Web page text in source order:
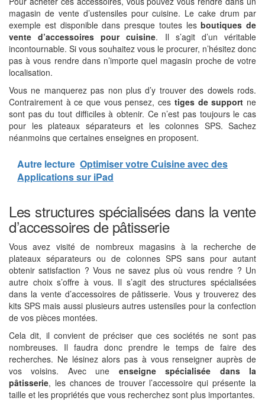
magasin de vente d’ustensiles pour cuisine. Le cake drum par
exemple est disponible dans presque toutes lesboutiques de
vente d’accessoires pour cuisine. Il s’agit d’un véritable
incontournable. Si vous souhaitez vous le procurer, n’hésitez donc
pas à vous rendre dans n’importe quel magasin proche de votre
localisation.
Vous ne manquerez pas non plus d’y trouver des dowels rods.
Contrairement à ce que vous pensez, ces tiges de support ne
sont pas du tout difficiles à obtenir. Ce n’est pas toujours le cas
pour les plateaux séparateurs et les colonnes SPS. Sachez
néanmoins que certaines enseignes en proposent.
Autre lecture Optimiser votre Cuisine avec des
Applications sur iPad
Les structures spécialisées dans la vente
d’accessoires de pâtisserie
Vous avez visité de nombreux magasins à la recherche de
plateaux séparateurs ou de colonnes SPS sans pour autant
obtenir satisfaction ? Vous ne savez plus où vous rendre ? Un
autre choix s’offre à vous. Il s’agit des structures spécialisées
dans la vente d’accessoires de pâtisserie. Vous y trouverez des
kits SPS mais aussi plusieurs autres ustensiles pour la confection
de vos pièces montées.
Cela dit, il convient de préciser que ces sociétés ne sont pas
nombreuses. Il faudra donc prendre le temps de faire des
recherches. Ne lésinez alors pas à vous renseigner auprès de
vos voisins. Avec une enseigne
spécialisée dans la
pâtisserie, les chances de trouver l’accessoire qui présente la
taille et les propriétés que vous recherchez sont plus importantes.